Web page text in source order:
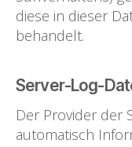
diese in dieser
behandelt.
Server-Log-
Der Provider der
automatisch